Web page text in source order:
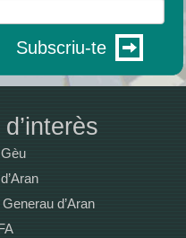
Subscriu-te
d’Aran